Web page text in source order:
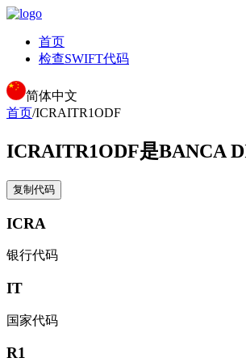
首页
检查SWIFT代码
简体中文
首页/ICRAITR1ODF
ICRAITR1ODF是BANCA
复制代码
ICRA
银行代码
IT
国家代码
R1